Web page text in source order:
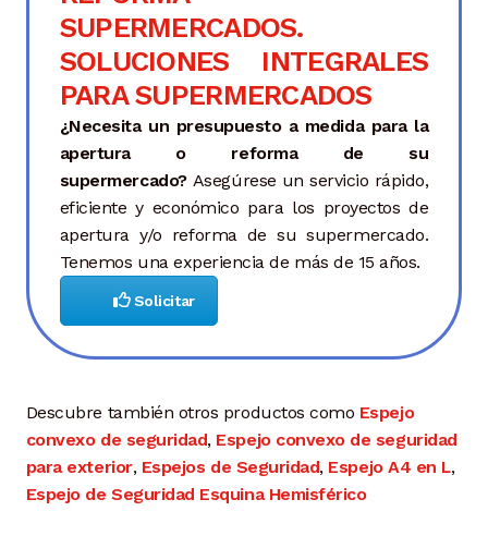
SUPERMERCADOS.
SOLUCIONES INTEGRALES
PARA SUPERMERCADOS
¿Necesita un presupuesto a medida para la
apertura o reforma de su
supermercado?Asegúrese un servicio rápido,
eficiente y económico para los proyectos de
apertura y/o reforma de su supermercado.
Tenemos una experiencia de más de 15 años.
Solicitar
Descubre también otros productos como Espejo
convexo de seguridad, Espejo convexo de seguridad
para exterior, Espejos de Seguridad, Espejo A4 en L,
Espejo de Seguridad Esquina Hemisférico